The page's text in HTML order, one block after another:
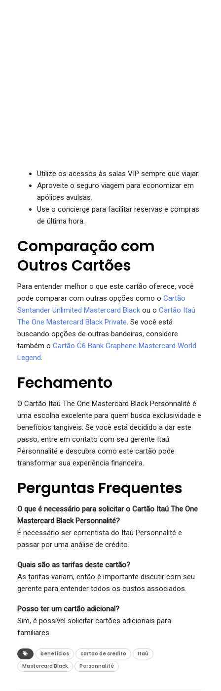
Utilize os acessos às salas VIP sempre que viajar.
Aproveite o seguro viagem para economizar em
apólices avulsas.
Use o concierge para facilitar reservas e compras
de última hora.
Comparação com
Outros Cartões
Para entender melhor o que este cartão oferece, você
pode comparar com outras opções como o Cartão
Santander Unlimited Mastercard Black ou o Cartão Itaú
The One Mastercard Black Private. Se você está
buscando opções de outras bandeiras, considere
também o Cartão C6 Bank Graphene Mastercard World
Legend.
Fechamento
O Cartão Itaú The One Mastercard Black Personnalité é
uma escolha excelente para quem busca exclusividade e
benefícios tangíveis. Se você está decidido a dar este
passo, entre em contato com seu gerente Itaú
Personnalité e descubra como este cartão pode
transformar sua experiência financeira.
Perguntas Frequentes
O que é necessário para solicitar o Cartão Itaú The One
Mastercard Black Personnalité?
É necessário ser correntista do Itaú Personnalité e
passar por uma análise de crédito.
Quais são as tarifas deste cartão?
As tarifas variam, então é importante discutir com seu
gerente para entender todos os custos associados.
Posso ter um cartão adicional?
Sim, é possível solicitar cartões adicionais para
familiares.
benefícios cartao de credito
Itaú
Mastercard Black
Personnalité